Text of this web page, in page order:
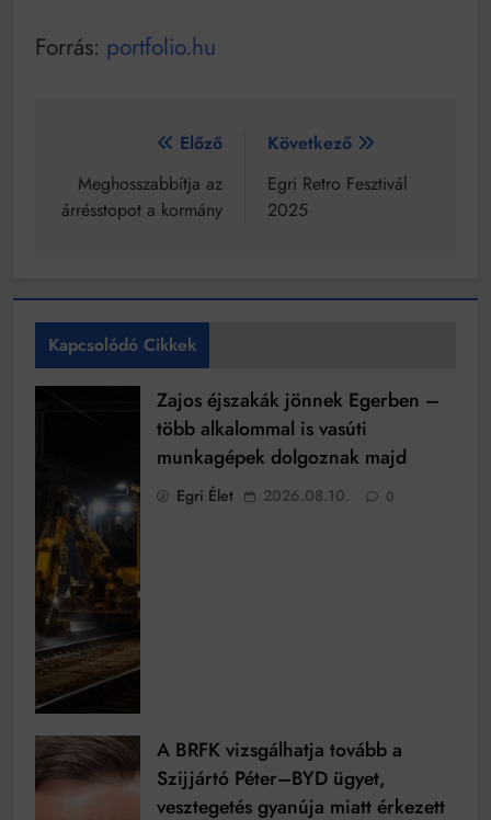
Forrás: portfolio.hu
Bejegyzés
navigáció
Előző
Meghosszabbítja az
árrésstopot a kormány
Következő
Egri Retro Fesztivál
2025
Kapcsolódó Cikkek
Zajos éjszakák jönnek Egerben –
több alkalommal is vasúti
munkagépek dolgoznak majd
Egri Élet 2026.08.10. 0
A BRFK vizsgálhatja tovább a
Szijjártó Péter–BYD ügyet,
vesztegetés gyanúja miatt érkezett